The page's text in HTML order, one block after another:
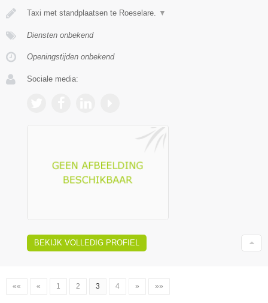
Taxi met standplaatsen te Roeselare. ▼
Diensten onbekend
Openingstijden onbekend
Sociale media:
BEKIJK VOLLEDIG PROFIEL
«« « 1 2 3 4 » »»